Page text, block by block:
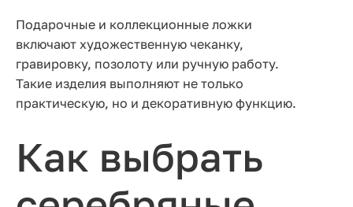
Подарочные и коллекционные ложки
включают художественную чеканку,
гравировку, позолоту или ручную работу.
Такие изделия выполняют не только
практическую, но и декоративную функцию.
Как выбрать